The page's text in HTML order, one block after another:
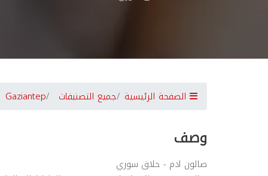
الصفحة الرئيسية جميع التصنيفات Gaziantep
وصف
صالون ادم - حلاق سوري